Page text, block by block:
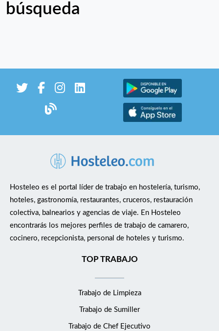
búsqueda
Hosteleo es el portal líder de trabajo en hostelería, turismo,
hoteles, gastronomía, restaurantes, cruceros, restauración
colectiva, balnearios y agencias de viaje. En Hosteleo
encontrarás los mejores perfiles de trabajo de camarero,
cocinero, recepcionista, personal de hoteles y turismo.
TOP TRABAJO
Trabajo de Limpieza
Trabajo de Sumiller
Trabajo de Chef Ejecutivo